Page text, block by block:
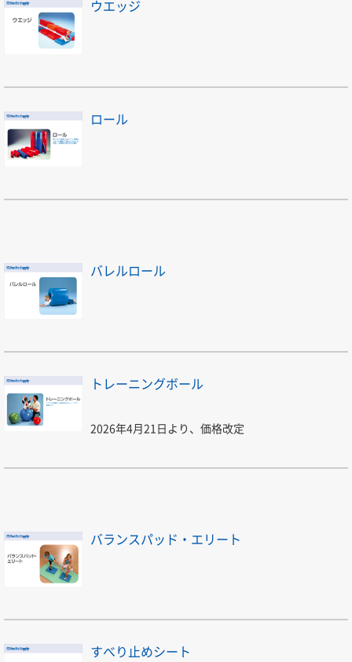
ウエッジ
ロール
バレルロール
トレーニングボール
2026年4月21日より、価格改定
バランスパッド・エリート
すべり止めシート